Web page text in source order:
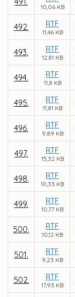
10,06 KB
492. RTF
11,46 KB
493. RTF
12,81 KB
494. RTF
11,8 KB
495. RTF
11,81 KB
496. RTF
9,89 KB
497. RTF
15,32 KB
498. RTF
10,33 KB
499. RTF
10,77 KB
500. RTF
10,12 KB
501. RTF
9,23 KB
502. RTF
17,93 KB